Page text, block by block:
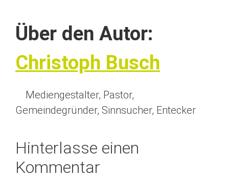
Über den Autor:
Christoph Busch
Mediengestalter, Pastor,
Gemeindegründer, Sinnsucher, Entecker
Hinterlasse einen
Kommentar